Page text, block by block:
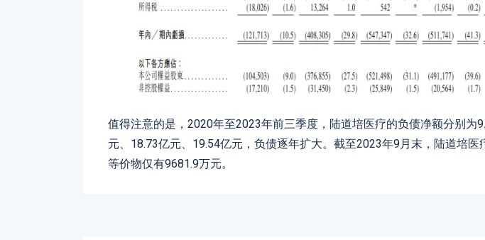
值得注意的是，2020年至2023年前三季度，陆道培医疗的负债净额分别为
元、18.73亿元、19.54亿元，负债逐年扩大。截至2023年9月末，陆道培医
等价物仅有9681.9万元。